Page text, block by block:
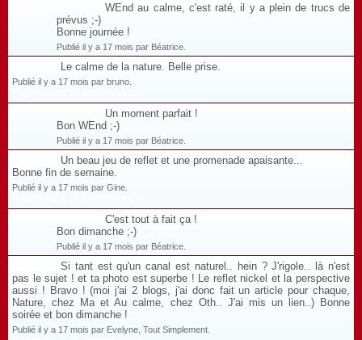
WEnd au calme, c'est raté, il y a plein de trucs de
prévus ;-)
Bonne journée !
Publié il y a 17 mois par Béatrice.
Le calme de la nature. Belle prise.
Publié il y a 17 mois par bruno.
Un moment parfait !
Bon WEnd ;-)
Publié il y a 17 mois par Béatrice.
Un beau jeu de reflet et une promenade apaisante...
Bonne fin de semaine.
Publié il y a 17 mois par Gine.
C'est tout à fait ça !
Bon dimanche ;-)
Publié il y a 17 mois par Béatrice.
Si tant est qu'un canal est naturel.. hein ? J'rigole.. là n'est
pas le sujet ! et ta photo est superbe ! Le reflet nickel et la perspective
aussi ! Bravo ! (moi j'ai 2 blogs, j'ai donc fait un article pour chaque,
Nature, chez Ma et Au calme, chez Oth.. J'ai mis un lien..) Bonne
soirée et bon dimanche !
Publié il y a 17 mois par Evelyne, Tout Simplement.